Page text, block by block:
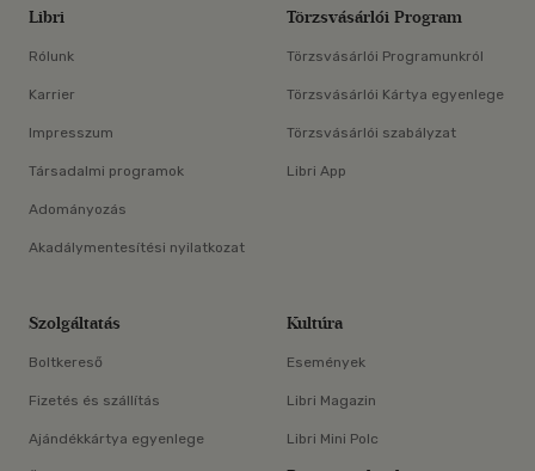
Libri
Rólunk
Karrier
Impresszum
Társadalmi programok
Adományozás
Akadálymentesítési nyilatkozat
Törzsvásárlói Program
Törzsvásárlói Programunkról
Törzsvásárlói Kártya egyenlege
Törzsvásárlói szabályzat
Libri App
Szolgáltatás
Boltkereső
Fizetés és szállítás
Ajándékkártya egyenlege
Kultúra
Események
Libri Magazin
Libri Mini Polc